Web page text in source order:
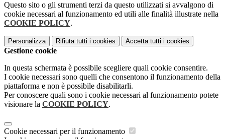
Questo sito o gli strumenti terzi da questo utilizzati si avvalgono di
cookie necessari al funzionamento ed utili alle finalità illustrate nella
COOKIE POLICY.
Personalizza Rifiuta tutti i cookies Accetta tutti i cookies
Gestione cookie
In questa schermata è possibile scegliere quali cookie consentire.
I cookie necessari sono quelli che consentono il funzionamento della
piattaforma e non è possibile disabilitarli.
Per conoscere quali sono i cookie necessari al funzionamento potete
visionare la COOKIE POLICY.
Cookie necessari per il funzionamento